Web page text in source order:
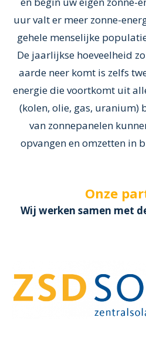
uur valt er meer zonne-
gehele menselijke
De jaarlijkse hoeveelheid
aarde neer komt is zelfs
energie die voortkomt uit
(kolen, olie, gas, uranium)
van zonnepanelen
opvangen en omzetten in
Onze
Wij werken samen met